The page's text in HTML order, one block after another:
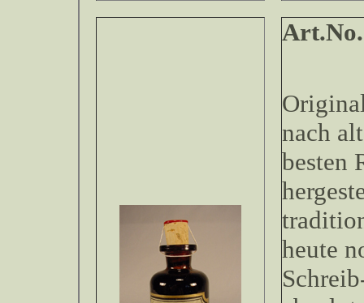
nach
besten
heute